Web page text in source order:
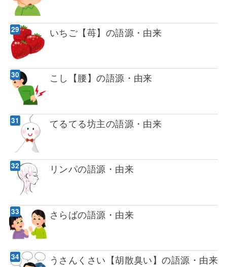
いちご【苺】の語源・由来
こし【腰】の語源・由来
てるてる坊主の語源・由来
リンパの語源・由来
さらばの語源・由来
うさんくさい【胡散臭い】の語源・由来